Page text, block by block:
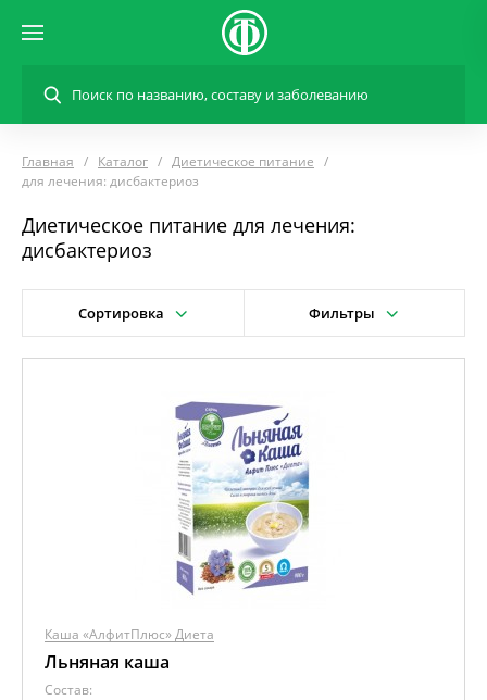
Главная Каталог
Диетическое питание
для лечения: дисбактериоз
Диетическое питание для лечения:
дисбактериоз
Сортировка Фильтры
Каша «АлфитПлюс» Диета
Льняная каша
Состав: